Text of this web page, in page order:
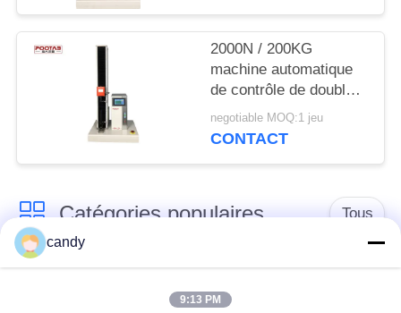
2000N / 200KG
machine automatique
de contrôle de double
d'affichage de machine
d'essai de l'exactitude
negotiable MOQ:1 jeu
CONTACT
Catégories populaires Tous
machine d'essai de
Machine d'essai
universelle
candy
9:13 PM